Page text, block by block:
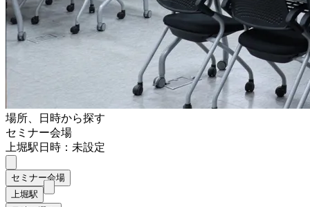
場所、日時から探す
セミナー会場
上堀駅日時：未設定
セミナー会場
上堀駅